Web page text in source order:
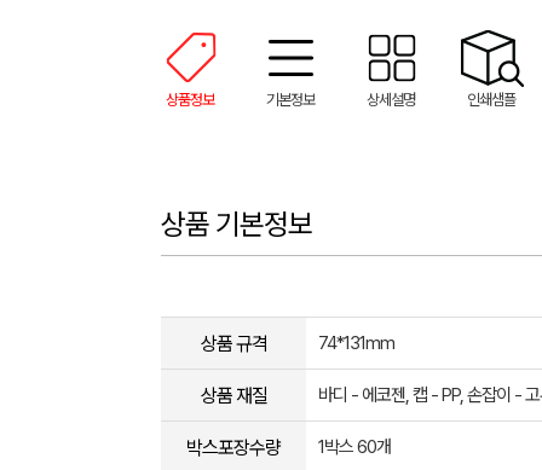
상품정보 기본정보 상세설명 인쇄샘플
상품 기본정보
상품 규격 74*131mm
상품 재질 바디 - 에코젠, 캡 - PP, 손잡이 -
박스포장수량 1박스 60개